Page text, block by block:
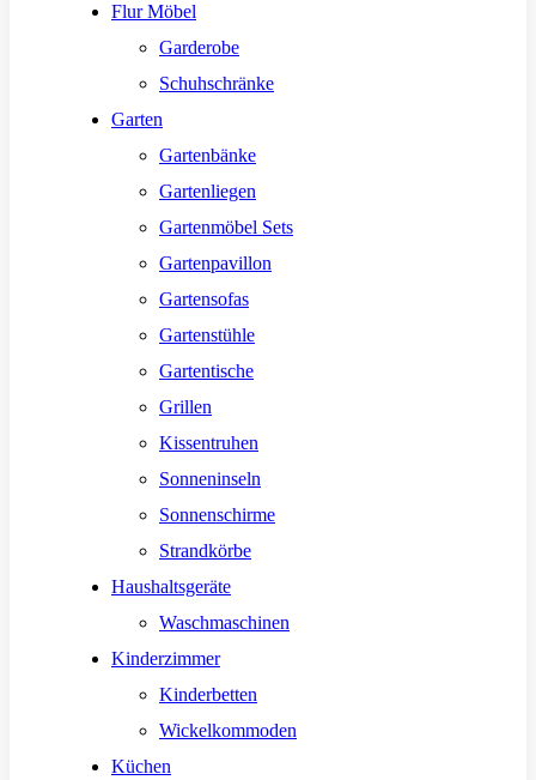
Flur Möbel
Garderobe
Schuhschränke
Garten
Gartenbänke
Gartenliegen
Gartenmöbel Sets
Gartenpavillon
Gartensofas
Gartenstühle
Gartentische
Grillen
Kissentruhen
Sonneninseln
Sonnenschirme
Strandkörbe
Haushaltsgeräte
Waschmaschinen
Kinderzimmer
Kinderbetten
Wickelkommoden
Küchen